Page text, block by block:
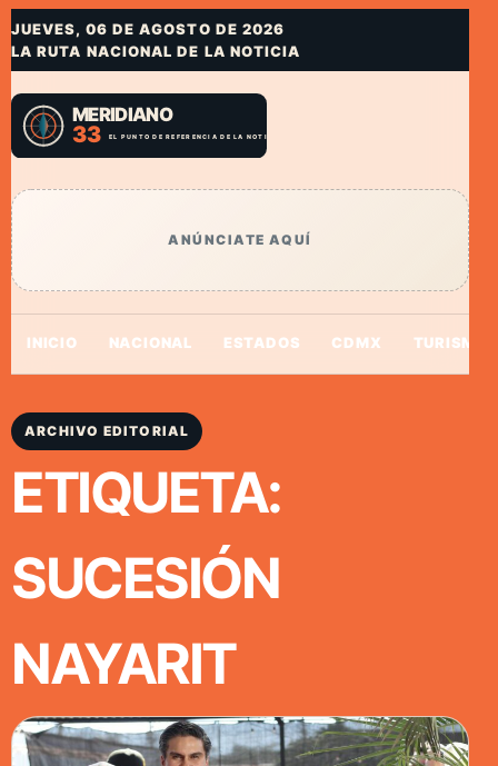
JUEVES, 06 DE AGOSTO DE 2026
LA RUTA NACIONAL DE LA NOTICIA
ANÚNCIATE AQUÍ
INICIO NACIONAL ESTADOS CDMX TURISMO
ARCHIVO EDITORIAL
ETIQUETA:
SUCESIÓN
NAYARIT